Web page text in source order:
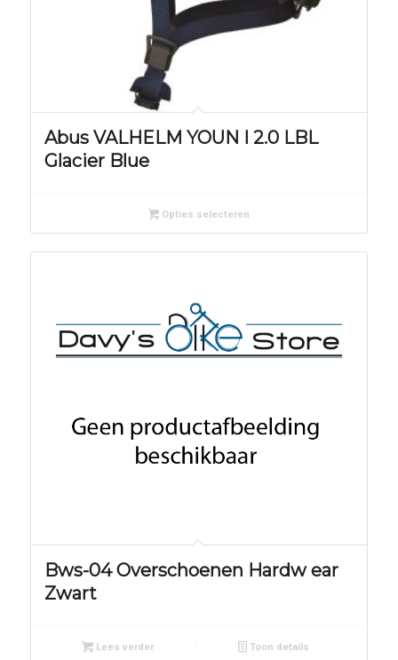
Abus VALHELM YOUN I 2.0 LBL
Glacier Blue
Opties selecteren
Bws-04 Overschoenen Hardw ear
Zwart
Lees verder Toon details